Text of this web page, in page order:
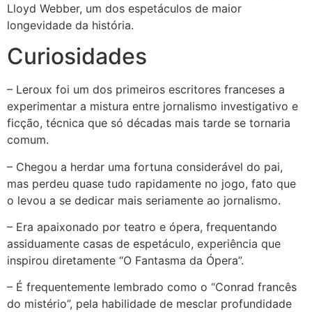
Lloyd Webber, um dos espetáculos de maior
longevidade da história.
Curiosidades
– Leroux foi um dos primeiros escritores franceses a
experimentar a mistura entre jornalismo investigativo e
ficção, técnica que só décadas mais tarde se tornaria
comum.
– Chegou a herdar uma fortuna considerável do pai,
mas perdeu quase tudo rapidamente no jogo, fato que
o levou a se dedicar mais seriamente ao jornalismo.
– Era apaixonado por teatro e ópera, frequentando
assiduamente casas de espetáculo, experiência que
inspirou diretamente “O Fantasma da Ópera”.
– É frequentemente lembrado como o “Conrad francês
do mistério”, pela habilidade de mesclar profundidade